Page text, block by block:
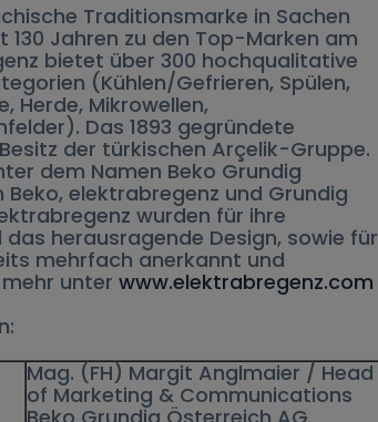
Traditionsmarke in Sachen
Jahren zu den Top-Marken am
bietet über 300 hochqualitative
(Kühlen/Gefrieren, Spülen,
Herde, Mikrowellen,
Das 1893 gegründete
der türkischen Arçelik-Gruppe.
dem Namen Beko Grundig
elektrabregenz und Grundig
wurden für ihre
herausragende Design, sowie für
mehrfach anerkannt und
unter www.elektrabregenz.com
Mag. (FH) Margit Anglmaier / Head
of Marketing & Communications